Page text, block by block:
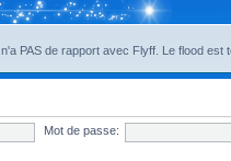
PAS de rapport avec Flyff. Le flood est
Mot de passe: